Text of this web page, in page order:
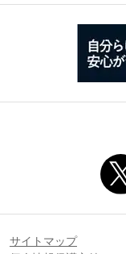
サイトマップ